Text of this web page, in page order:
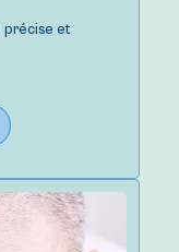
précise et